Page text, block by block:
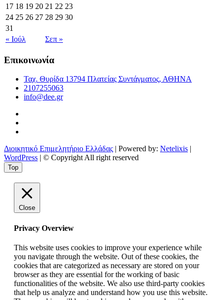
17 18 19 20 21 22 23
24 25 26 27 28 29 30
31
« Ιούλ
Σεπ »
Επικοινωνία
Ταχ. Θυρίδα 13794 Πλατείας Συντάγματος, ΑΘΗΝΑ
2107255063
info@dee.gr
Διοικητικό Επιμελητήριο Ελλάδας | Powered by: Netelixis |
WordPress | © Copyright All right reserved
Top
Close
Privacy Overview
This website uses cookies to improve your experience while
you navigate through the website. Out of these cookies, the
cookies that are categorized as necessary are stored on your
browser as they are essential for the working of basic
functionalities of the website. We also use third-party cookies
that help us analyze and understand how you use this website.